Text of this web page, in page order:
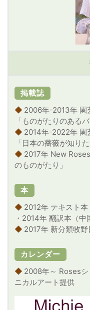
掲載誌
◆ 2006年-2013年 園
「ものがたりのあるバ
◆ 2014年-2022年 園
「日本の薔薇が知りた
◆ 2017年 New
のものがたり」
本
◆ 2012年 テキスト
・2014年 翻訳本（中
◆ 2017年 新分類牧野
カレンダー
◆ 2008年～ Rosesシ
ニカルアート提供